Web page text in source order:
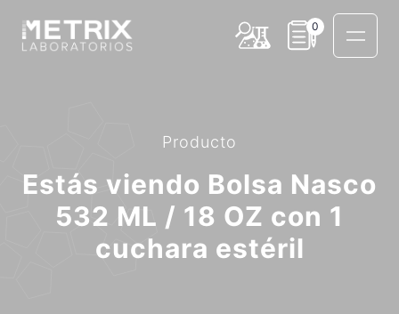
0
Producto
Estás viendo Bolsa Nasco
532 ML / 18 OZ con 1
cuchara estéril